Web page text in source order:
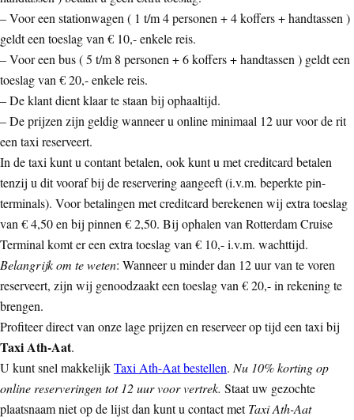
– Voor een stationwagen ( 1 t/m 4 personen + 4 koffers + handtassen )
geldt een toeslag van € 10,- enkele reis.
– Voor een bus ( 5 t/m 8 personen + 6 koffers + handtassen ) geldt een
toeslag van € 20,- enkele reis.
– De klant dient klaar te staan bij ophaaltijd.
– De prijzen zijn geldig wanneer u online minimaal 12 uur voor de rit
een taxi reserveert.
In de taxi kunt u contant betalen, ook kunt u met creditcard betalen
tenzij u dit vooraf bij de reservering aangeeft (i.v.m. beperkte pin-
terminals). Voor betalingen met creditcard berekenen wij extra toeslag
van € 4,50 en bij pinnen € 2,50. Bij ophalen van Rotterdam Cruise
Terminal komt er een extra toeslag van € 10,- i.v.m. wachttijd.
Belangrijk om te weten: Wanneer u minder dan 12 uur van te voren
reserveert, zijn wij genoodzaakt een toeslag van € 20,- in rekening te
brengen.
Profiteer direct van onze lage prijzen en reserveer op tijd een taxi bij
Taxi Ath-Aat.
U kunt snel makkelijkTaxi Ath-Aat bestellen. Nu 10% korting op
online reserveringen tot 12 uur voor vertrek. Staat uw gezochte
plaatsnaam niet op de lijst dan kunt u contact metTaxi Ath-Aat